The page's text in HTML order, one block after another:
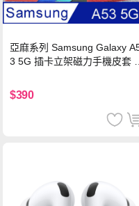
亞麻系列 Samsung Galaxy
3 5G 插卡立架磁力手機皮套
$390